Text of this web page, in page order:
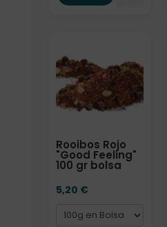
Rooibos Rojo
"Good Feeling"
100 gr bolsa
5,20 €